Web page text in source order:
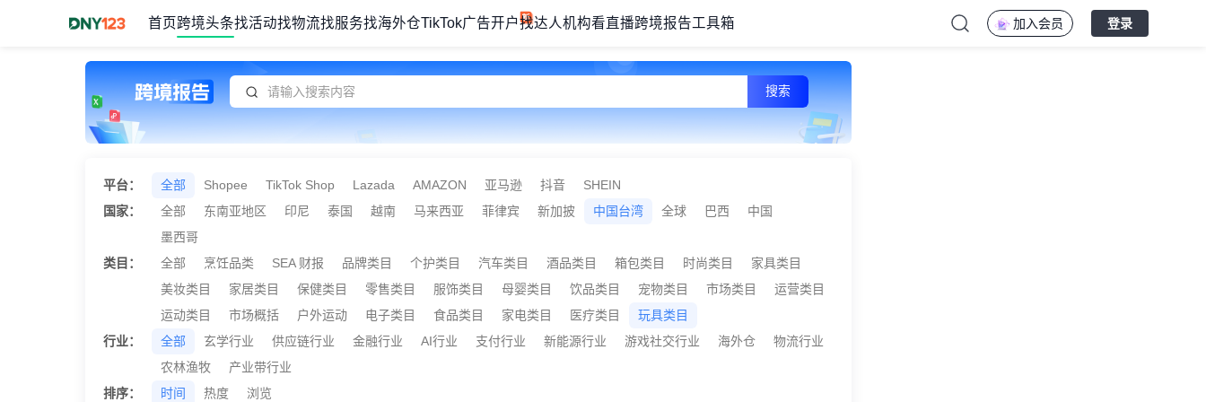
首页 跨境头条找活动找物流找服务找海外仓TikTok广告开户找达人机构看直播跨境报告工具箱 加入会员 登录
搜索
平台： 全部 Shopee TikTok Shop Lazada AMAZON 亚马逊 抖音
SHEIN
国家：
全部 东南亚地区 印尼 泰国 越南 马来西亚 菲律宾 新加披 中国台湾 全球 巴西
中国
墨西哥
类目：
全部 烹饪品类 SEA 财报 品牌类目 个护类目 汽车类目 酒品类目 箱包类目 时尚类目
家具类目
美妆类目
家居类目 保健类目 零售类目 服饰类目 母婴类目 饮品类目 宠物类目 市场类目
运营类目
运动类目
市场概括 户外运动 电子类目 食品类目 家电类目 医疗类目
玩具类目
行业：
全部 玄学行业 供应链行业 金融行业 AI行业 支付行业 新能源行业 游戏社交行业 海外仓
物流行业
农林渔牧
产业带行业
排序：
时间 热度 浏览